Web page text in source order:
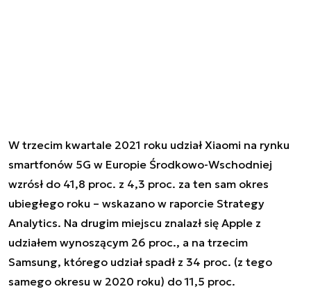
W trzecim kwartale 2021 roku udziałXiaomi na rynku
smartfonów 5G w Europie Środkowo-Wschodniej
wzrósł do 41,8 proc. z 4,3 proc. za ten sam okres
ubiegłego roku – wskazano w raporcie Strategy
Analytics. Na drugim miejscu znalazł się Apple z
udziałem wynoszącym 26 proc., a na trzecim
Samsung, którego udział spadł z 34 proc. (z tego
samego okresu w 2020 roku) do 11,5 proc.